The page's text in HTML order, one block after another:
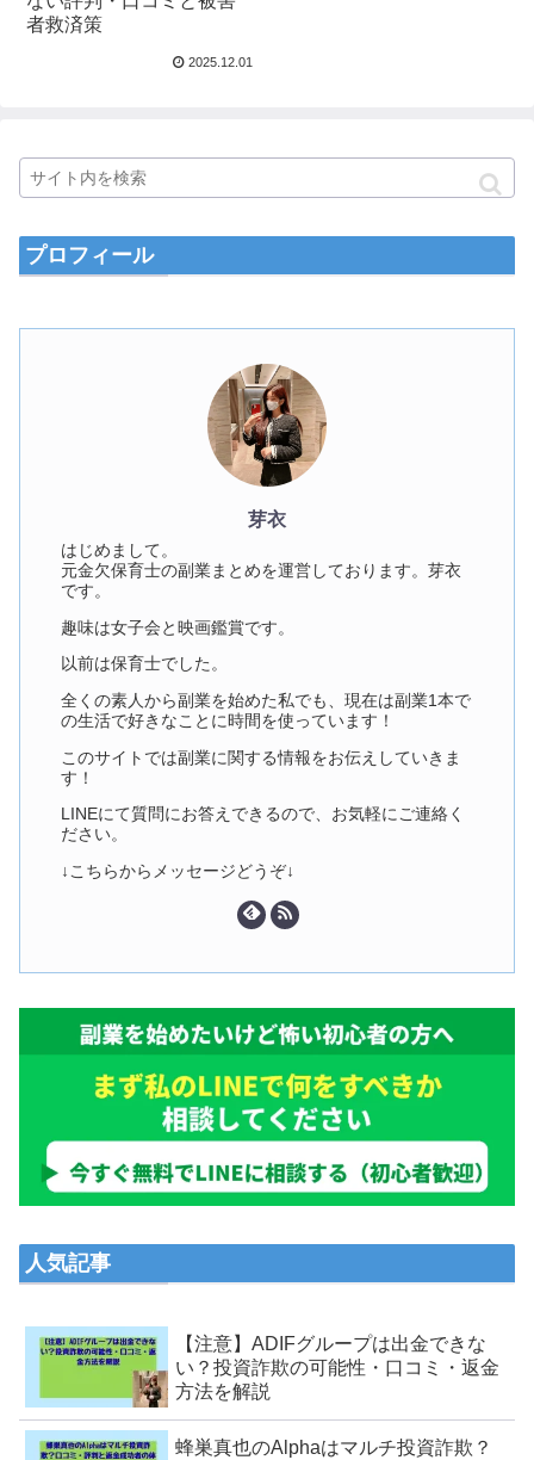
者救済策
2025.12.01
プロフィール
芽衣
はじめまして。
元金欠保育士の副業まとめを運営しております。芽衣
です。
趣味は女子会と映画鑑賞です。
以前は保育士でした。
全くの素人から副業を始めた私でも、現在は副業1本で
の生活で好きなことに時間を使っています！
このサイトでは副業に関する情報をお伝えしていきま
す！
LINEにて質問にお答えできるので、お気軽にご連絡く
ださい。
↓こちらからメッセージどうぞ↓
人気記事
【注意】ADIFグループは出金できな
い？投資詐欺の可能性・口コミ・返金
方法を解説
蜂巣真也のAlphaはマルチ投資詐欺？